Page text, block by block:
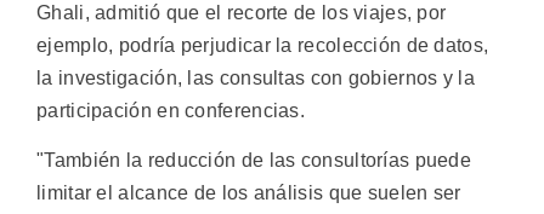
Ghali, admitió que el recorte de los viajes, por
ejemplo, podría perjudicar la recolección de datos,
la investigación, las consultas con gobiernos y la
participación en conferencias.
"También la reducción de las consultorías puede
limitar el alcance de los análisis que suelen ser